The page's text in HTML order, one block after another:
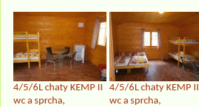
4/5/6L chaty KEMP II
wc a sprcha,
4/5/6L chaty KEMP II
wc a sprcha,